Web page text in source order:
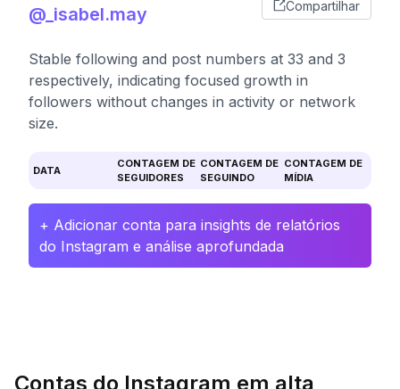
@_isabel.may
Compartilhar
Stable following and post numbers at 33 and 3
respectively, indicating focused growth in
followers without changes in activity or network
size.
DATA
CONTAGEM DE
SEGUIDORES
CONTAGEM DE
SEGUINDO
CONTAGEM DE
MÍDIA
+ Adicionar conta para insights de relatórios
do Instagram e análise aprofundada
Contas do Instagram em alta